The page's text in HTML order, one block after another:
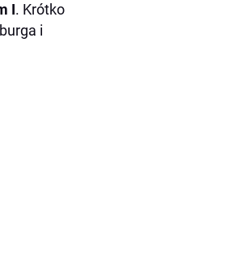
I. Krótko
i